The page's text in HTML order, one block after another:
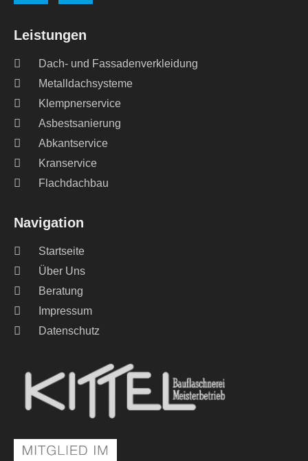
Navigation
Startseite
Über Uns
Beratung
Impressum
Datenschutz
Leistungen
Dach- und Fassadenverkleidung
Metalldachsysteme
Klempnerservice
Asbestsanierung
Abkantservice
Kranservice
Flachdachbau